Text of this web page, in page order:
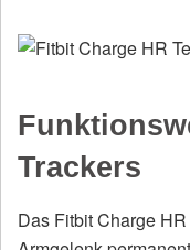
Trackers
Das Fitbit Charge